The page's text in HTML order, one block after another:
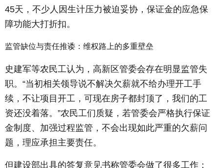
45天，不少人因生计压力被迫妥协，保证金的应急保
障功能大打折扣。
监管缺位与责任推诿：维权路上的多重壁垒
史建军等农民工认为，高新区管委会存在明显监管失
职。“当初相关领导说不解决欠薪就不给办理开工手
续，不让项目开工，可现在房子都封顶了，我们的工
资还没着落。”农民工们质疑，若管委会严格执行保证
金制度、加强过程监管，不会出现如此严重的欠薪问
题，理应承担主要责任。
但建设部出具的答复意见书称管委会做了很多工作：